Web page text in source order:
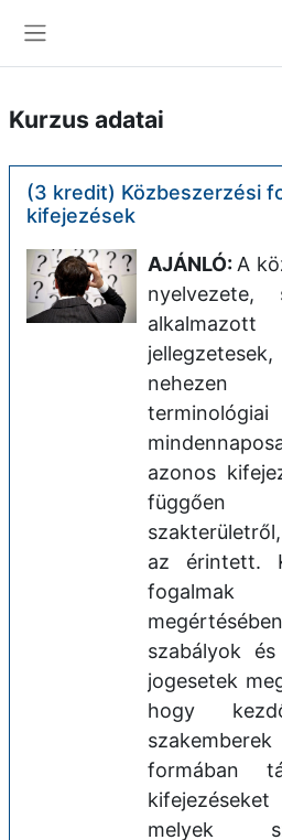
Kurzus adatai
(3 kredit) Közbeszerzési
kifejezések
AJÁNLÓ: A
nyelvezete,
azonos
függően
az érintett.
fogalmak
szabályok
jogesetek
hogy
formában
melyek